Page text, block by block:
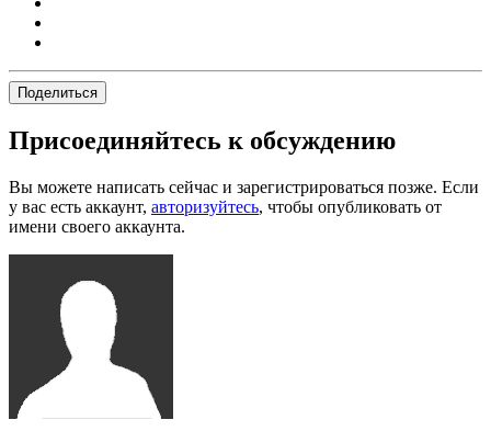
Поделиться
Присоединяйтесь к обсуждению
Вы можете написать сейчас и зарегистрироваться позже. Если
у вас есть аккаунт, авторизуйтесь, чтобы опубликовать от
имени своего аккаунта.